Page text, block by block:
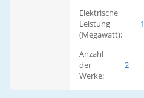
Elektrische
Leistung
(Megawatt):
1
Anzahl
der
Werke:
2